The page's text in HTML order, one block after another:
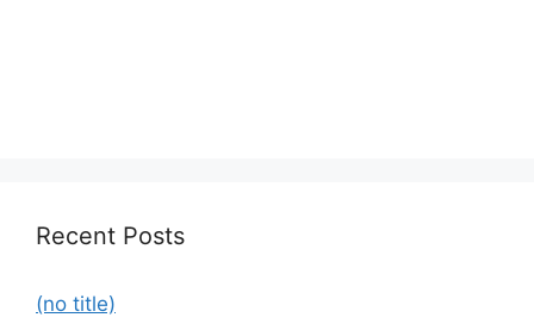
Recent Posts
(no title)